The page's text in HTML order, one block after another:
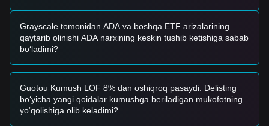
(tranches) kirishni ko‘rib chiqing.
• Yoki bo‘lmasa, tasdiqlangan breakout hamda$0.0685
qarshiligidan yuqorida kunlik yopilish (daily close) bo‘lgach,
keyingi qayta sinovda kirishni kuting.
• Agar NYM$0.0685darajasini yuqori hajm bilan buzib o‘tsa,
bosqich uchun maqsadli narx $0.0820atrofida baholanadi.
Uzoq muddatli investorlar
• Bozor$0.0480 strukturaviy qo‘llab-quvvatlashdan yuqorida
Grayscale tomonidan ADA va boshqa ETF arizalarining
qaytarib olinishi ADA narxining keskin tushib ketishiga sabab
bo‘ladimi?
Guotou Kumush LOF 8% dan oshiqroq pasaydi. Delisting
bo‘yicha yangi qoidalar kumushga beriladigan mukofotning
yo‘qolishiga olib keladimi?